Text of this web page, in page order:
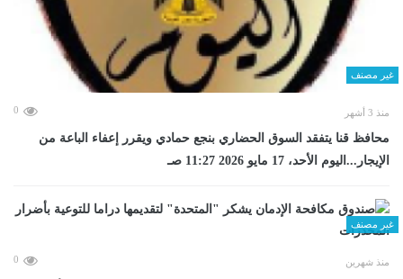
غير مصنف
منذ 3 أشهر 0
محافظ قنا يتفقد السوق الحضاري بنجع حمادي ويقرر إعفاء الباعة من
الإيجار...اليوم الأحد، 17 مايو 2026 11:27 صـ
غير مصنف
منذ شهرين 0